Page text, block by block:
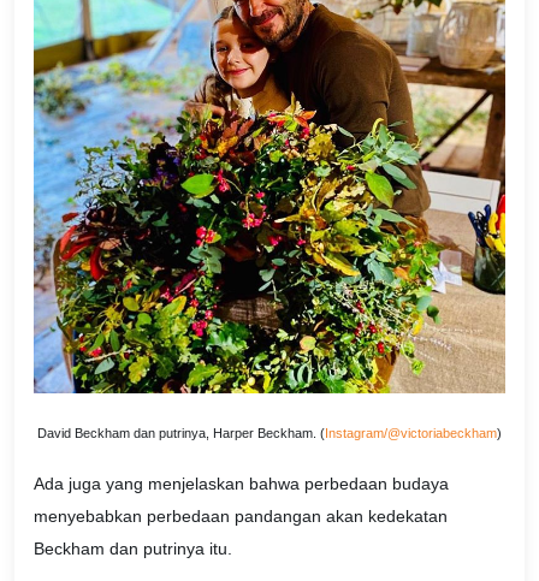
David Beckham dan putrinya, Harper Beckham. (Instagram/@victoriabeckham)
Ada juga yang menjelaskan bahwa perbedaan budaya
menyebabkan perbedaan pandangan akan kedekatan
Beckham dan putrinya itu.